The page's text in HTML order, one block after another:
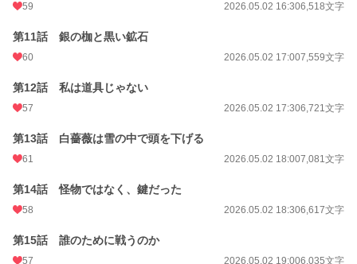
59 2026.05.02 16:306,518文字
第11話 銀の枷と黒い鉱石
60 2026.05.02 17:007,559文字
第12話 私は道具じゃない
57 2026.05.02 17:306,721文字
第13話 白薔薇は雪の中で頭を下げる
61 2026.05.02 18:007,081文字
第14話 怪物ではなく、鍵だった
58 2026.05.02 18:306,617文字
第15話 誰のために戦うのか
57 2026.05.02 19:006,035文字